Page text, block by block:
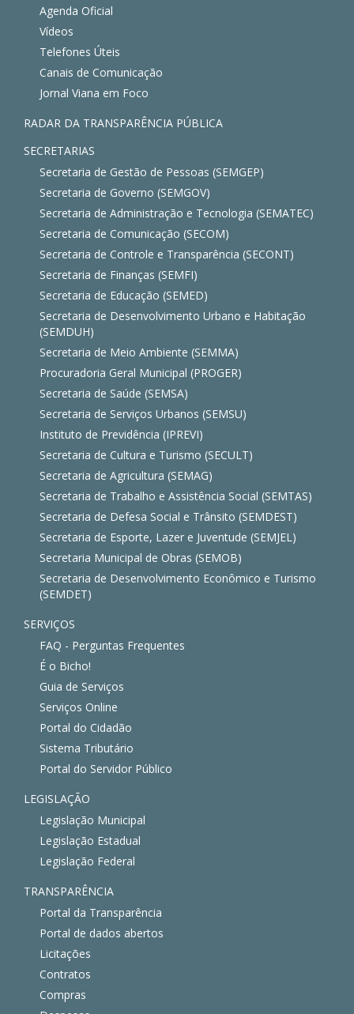
Agenda Oficial
Vídeos
Telefones Úteis
Canais de Comunicação
Jornal Viana em Foco
RADAR DA TRANSPARÊNCIA PÚBLICA
SECRETARIAS
Secretaria de Gestão de Pessoas (SEMGEP)
Secretaria de Governo (SEMGOV)
Secretaria de Administração e Tecnologia (SEMATEC)
Secretaria de Comunicação (SECOM)
Secretaria de Controle e Transparência (SECONT)
Secretaria de Finanças (SEMFI)
Secretaria de Educação (SEMED)
Secretaria de Desenvolvimento Urbano e Habitação
(SEMDUH)
Secretaria de Meio Ambiente (SEMMA)
Procuradoria Geral Municipal (PROGER)
Secretaria de Saúde (SEMSA)
Secretaria de Serviços Urbanos (SEMSU)
Instituto de Previdência (IPREVI)
Secretaria de Cultura e Turismo (SECULT)
Secretaria de Agricultura (SEMAG)
Secretaria de Trabalho e Assistência Social (SEMTAS)
Secretaria de Defesa Social e Trânsito (SEMDEST)
Secretaria de Esporte, Lazer e Juventude (SEMJEL)
Secretaria Municipal de Obras (SEMOB)
Secretaria de Desenvolvimento Econômico e Turismo
(SEMDET)
SERVIÇOS
FAQ - Perguntas Frequentes
É o Bicho!
Guia de Serviços
Serviços Online
Portal do Cidadão
Sistema Tributário
Portal do Servidor Público
LEGISLAÇÃO
Legislação Municipal
Legislação Estadual
Legislação Federal
TRANSPARÊNCIA
Portal da Transparência
Portal de dados abertos
Licitações
Contratos
Compras